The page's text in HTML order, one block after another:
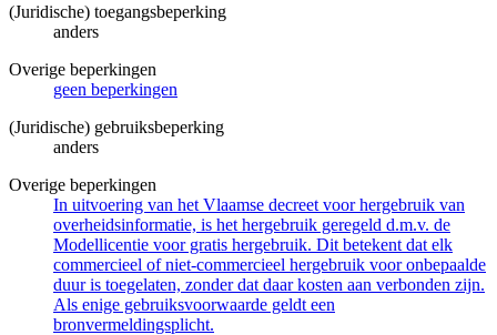
(Juridische) toegangsbeperking
anders
Overige beperkingen
geen beperkingen
(Juridische) gebruiksbeperking
anders
Overige beperkingen
In uitvoering van het Vlaamse decreet voor hergebruik van
overheidsinformatie, is het hergebruik geregeld d.m.v. de
Modellicentie voor gratis hergebruik. Dit betekent dat elk
commercieel of niet-commercieel hergebruik voor onbepaalde
duur is toegelaten, zonder dat daar kosten aan verbonden zijn.
Als enige gebruiksvoorwaarde geldt een
bronvermeldingsplicht.